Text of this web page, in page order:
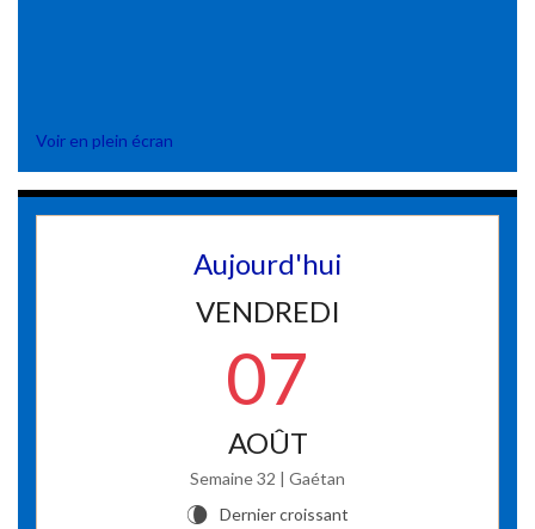
Voir en plein écran
Aujourd'hui
VENDREDI
07
AOÛT
Semaine 32 | Gaétan
V Dernier croissant